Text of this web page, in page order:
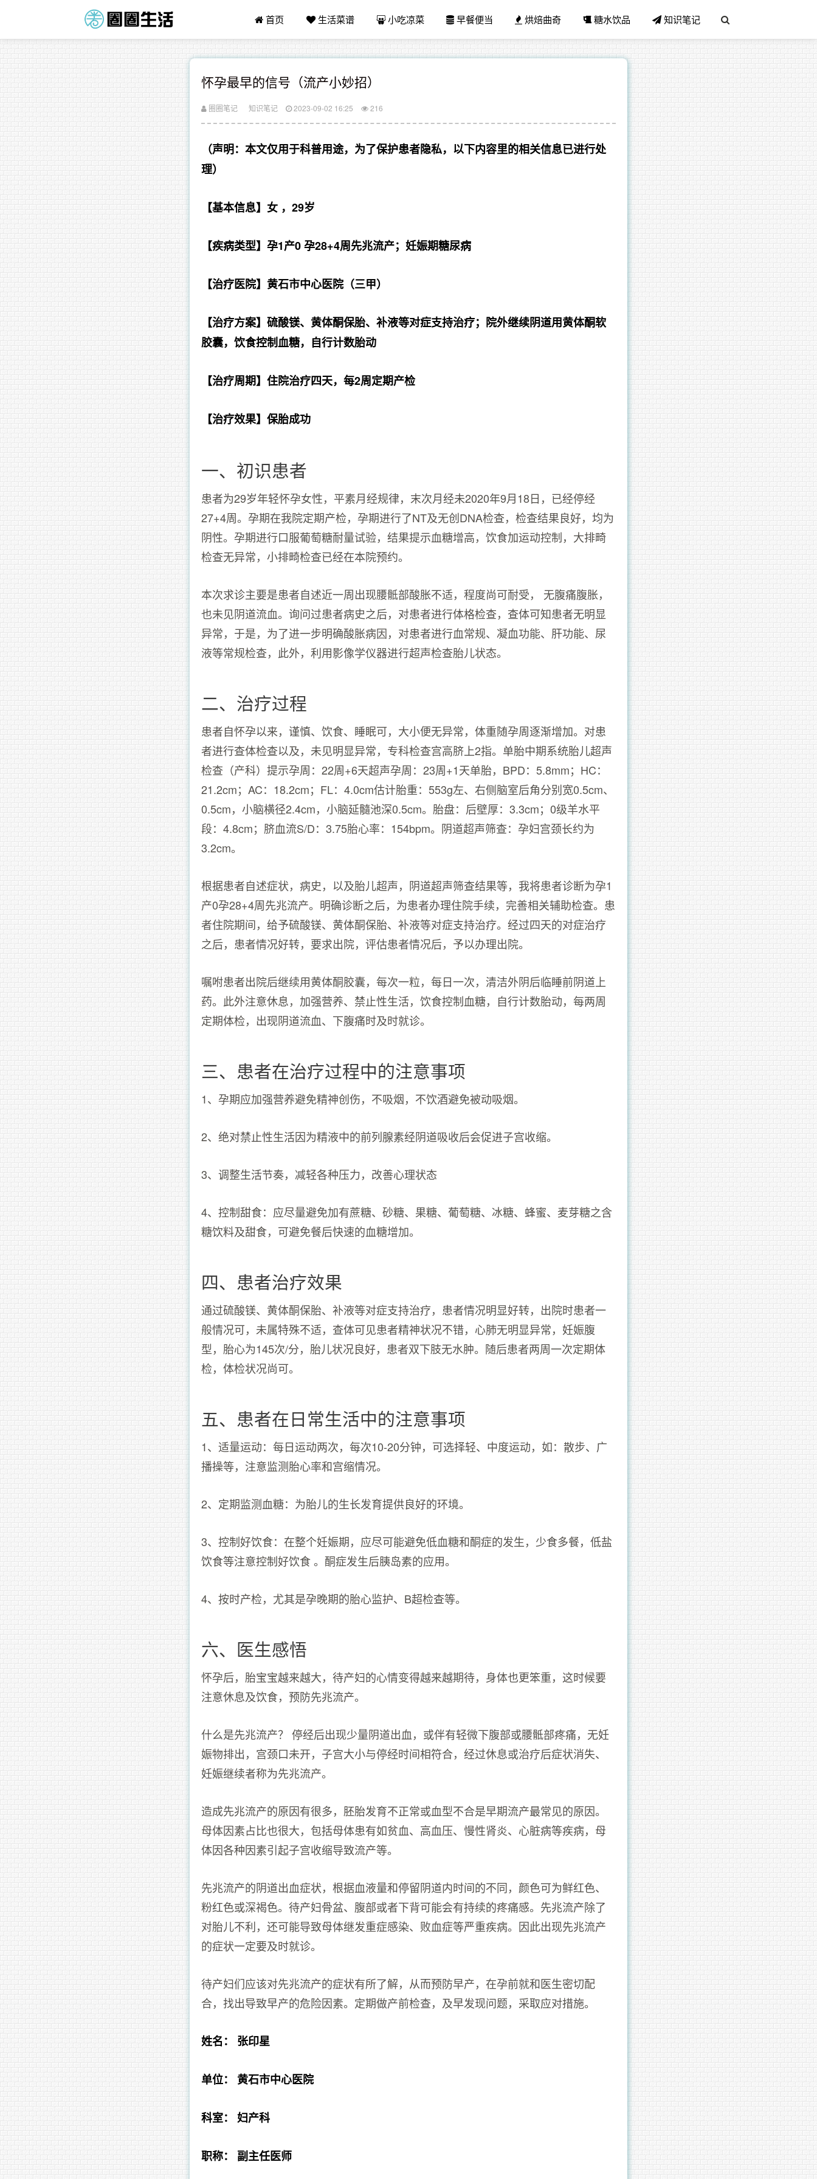
首页 生活菜谱 小吃凉菜 早餐便当 烘焙曲奇 糖水饮品 知识笔记
怀孕最早的信号（流产小妙招）
圈圈笔记 知识笔记 2023-09-02 16:25 216
（声明：本文仅用于科普用途，为了保护患者隐私，以下内容里的相关信息已进行处
理）
【基本信息】女 ，29岁
【疾病类型】孕1产0 孕28+4周先兆流产；妊娠期糖尿病
【治疗医院】黄石市中心医院（三甲）
【治疗方案】硫酸镁、黄体酮保胎、补液等对症支持治疗；院外继续阴道用黄体酮软
胶囊，饮食控制血糖，自行计数胎动
【治疗周期】住院治疗四天，每2周定期产检
【治疗效果】保胎成功
一、初识患者
患者为29岁年轻怀孕女性，平素月经规律，末次月经未2020年9月18日，已经停经
27+4周。孕期在我院定期产检，孕期进行了NT及无创DNA检查，检查结果良好，均为
阴性。孕期进行口服葡萄糖耐量试验，结果提示血糖增高，饮食加运动控制，大排畸
检查无异常，小排畸检查已经在本院预约。
本次求诊主要是患者自述近一周出现腰骶部酸胀不适，程度尚可耐受， 无腹痛腹胀，
也未见阴道流血。询问过患者病史之后，对患者进行体格检查，查体可知患者无明显
异常，于是，为了进一步明确酸胀病因，对患者进行血常规、凝血功能、肝功能、尿
液等常规检查，此外，利用影像学仪器进行超声检查胎儿状态。
二、治疗过程
患者自怀孕以来，谨慎、饮食、睡眠可，大小便无异常，体重随孕周逐渐增加。对患
者进行查体检查以及，未见明显异常，专科检查宫高脐上2指。单胎中期系统胎儿超声
检查（产科）提示孕周：22周+6天超声孕周：23周+1天单胎，BPD：5.8mm；HC：
21.2cm；AC：18.2cm；FL：4.0cm估计胎重：553g左、右侧脑室后角分别宽0.5cm、
0.5cm，小脑横径2.4cm，小脑延髓池深0.5cm。胎盘：后壁厚：3.3cm；0级羊水平
段：4.8cm；脐血流S/D：3.75胎心率：154bpm。阴道超声筛查：孕妇宫颈长约为
3.2cm。
根据患者自述症状，病史，以及胎儿超声，阴道超声筛查结果等，我将患者诊断为孕1
产0孕28+4周先兆流产。明确诊断之后，为患者办理住院手续，完善相关辅助检查。患
者住院期间，给予硫酸镁、黄体酮保胎、补液等对症支持治疗。经过四天的对症治疗
之后，患者情况好转，要求出院，评估患者情况后，予以办理出院。
嘱咐患者出院后继续用黄体酮胶囊，每次一粒，每日一次，清洁外阴后临睡前阴道上
药。此外注意休息，加强营养、禁止性生活，饮食控制血糖，自行计数胎动，每两周
定期体检，出现阴道流血、下腹痛时及时就诊。
三、患者在治疗过程中的注意事项
1、孕期应加强营养避免精神创伤，不吸烟，不饮酒避免被动吸烟。
2、绝对禁止性生活因为精液中的前列腺素经阴道吸收后会促进子宫收缩。
3、调整生活节奏，减轻各种压力，改善心理状态
4、控制甜食：应尽量避免加有蔗糖、砂糖、果糖、葡萄糖、冰糖、蜂蜜、麦芽糖之含
糖饮料及甜食，可避免餐后快速的血糖增加。
四、患者治疗效果
通过硫酸镁、黄体酮保胎、补液等对症支持治疗，患者情况明显好转，出院时患者一
般情况可，未属特殊不适，查体可见患者精神状况不错，心肺无明显异常，妊娠腹
型，胎心为145次/分，胎儿状况良好，患者双下肢无水肿。随后患者两周一次定期体
检，体检状况尚可。
五、患者在日常生活中的注意事项
1、适量运动：每日运动两次，每次10-20分钟，可选择轻、中度运动，如：散步、广
播操等，注意监测胎心率和宫缩情况。
2、定期监测血糖：为胎儿的生长发育提供良好的环境。
3、控制好饮食：在整个妊娠期，应尽可能避免低血糖和酮症的发生，少食多餐，低盐
饮食等注意控制好饮食 。酮症发生后胰岛素的应用。
4、按时产检，尤其是孕晚期的胎心监护、B超检查等。
六、医生感悟
怀孕后，胎宝宝越来越大，待产妇的心情变得越来越期待，身体也更笨重，这时候要
注意休息及饮食，预防先兆流产。
什么是先兆流产？ 停经后出现少量阴道出血，或伴有轻微下腹部或腰骶部疼痛，无妊
娠物排出，宫颈口未开，子宫大小与停经时间相符合，经过休息或治疗后症状消失、
妊娠继续者称为先兆流产。
造成先兆流产的原因有很多，胚胎发育不正常或血型不合是早期流产最常见的原因。
母体因素占比也很大，包括母体患有如贫血、高血压、慢性肾炎、心脏病等疾病，母
体因各种因素引起子宫收缩导致流产等。
先兆流产的阴道出血症状，根据血液量和停留阴道内时间的不同，颜色可为鲜红色、
粉红色或深褐色。待产妇骨盆、腹部或者下背可能会有持续的疼痛感。先兆流产除了
对胎儿不利，还可能导致母体继发重症感染、败血症等严重疾病。因此出现先兆流产
的症状一定要及时就诊。
待产妇们应该对先兆流产的症状有所了解，从而预防早产，在孕前就和医生密切配
合，找出导致早产的危险因素。定期做产前检查，及早发现问题，采取应对措施。
姓名： 张印星
单位： 黄石市中心医院
科室： 妇产科
职称： 副主任医师